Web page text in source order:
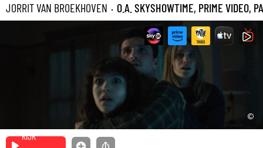
JORRIT VAN BROEKHOVEN · O.A. SKYSHOWTIME, PRIME VIDEO,
©
KIJK